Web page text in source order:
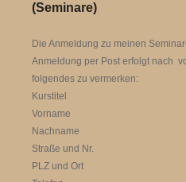
(Seminare)
Die Anmeldung zu meinen
Anmeldung per Post erfolgt nach
folgendes zu vermerken:
Kurstitel
Vorname
Nachname
Straße und Nr.
PLZ und Ort